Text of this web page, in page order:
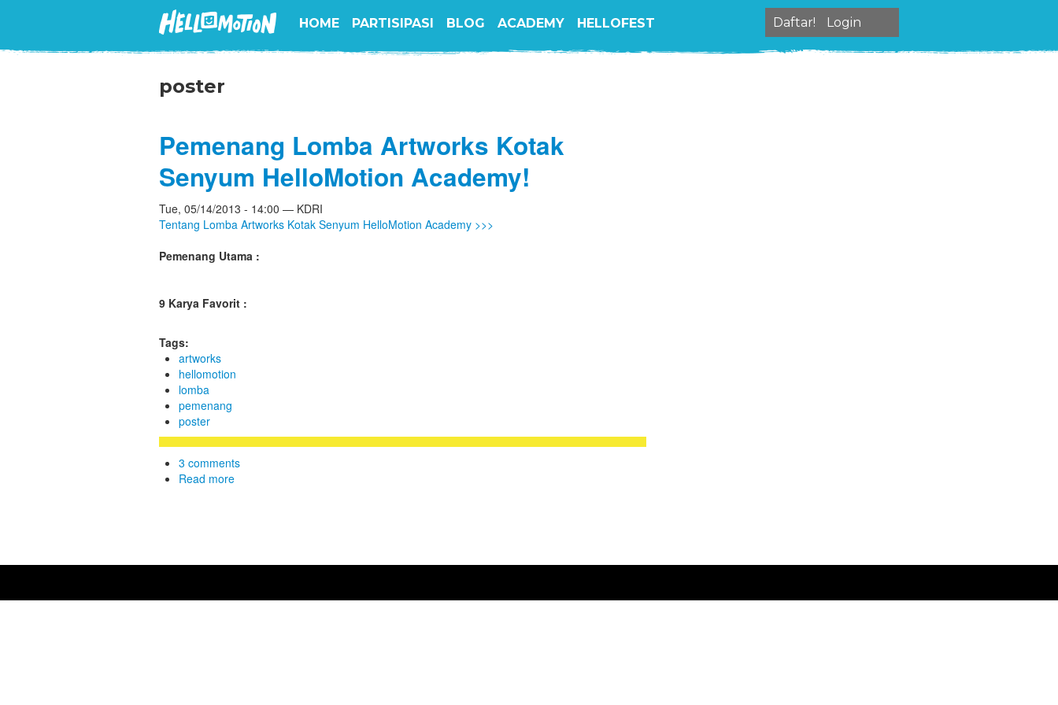
HOME PARTISIPASI BLOG ACADEMY HELLOFEST Daftar! Login
poster
Pemenang Lomba Artworks Kotak
Senyum HelloMotion Academy!
Tue, 05/14/2013 - 14:00 — KDRI
Tentang Lomba Artworks Kotak Senyum HelloMotion Academy >>>
Pemenang Utama :
9 Karya Favorit :
Tags:
artworks
hellomotion
lomba
pemenang
poster
3 comments
Read more